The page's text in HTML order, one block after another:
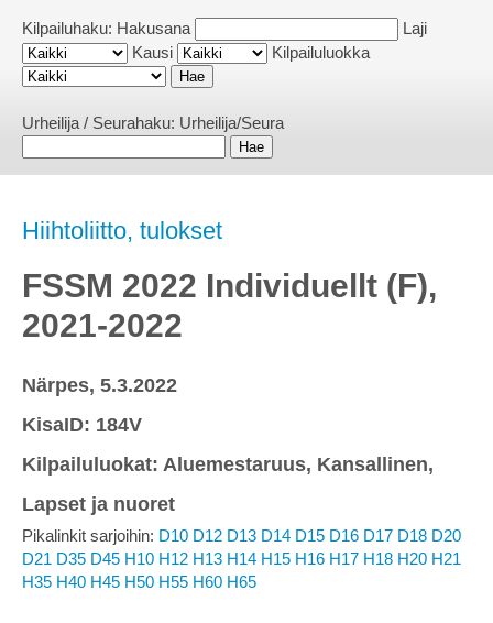
Kilpailuhaku: Hakusana
Laji
Kausi
Kilpailuluokka
Urheilija / Seurahaku: Urheilija/Seura
Hiihtoliitto, tulokset
FSSM 2022 Individuellt (F),
2021-2022
Närpes, 5.3.2022
KisaID: 184V
Kilpailuluokat: Aluemestaruus, Kansallinen,
Lapset ja nuoret
Pikalinkit sarjoihin: D10 D12 D13 D14 D15 D16 D17 D18 D20
D21 D35 D45 H10 H12 H13 H14 H15 H16 H17 H18 H20 H21
H35 H40 H45 H50 H55 H60 H65